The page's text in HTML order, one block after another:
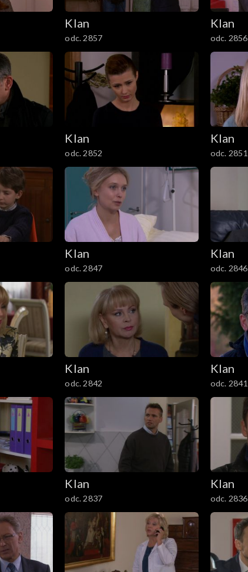
Klan
odc. 2857
Klan
odc. 2856
Klan
odc. 2852
Klan
odc. 2851
Klan
odc. 2847
Klan
odc. 2846
Klan
odc. 2842
Klan
odc. 2841
Klan
odc. 2837
Klan
odc. 2836